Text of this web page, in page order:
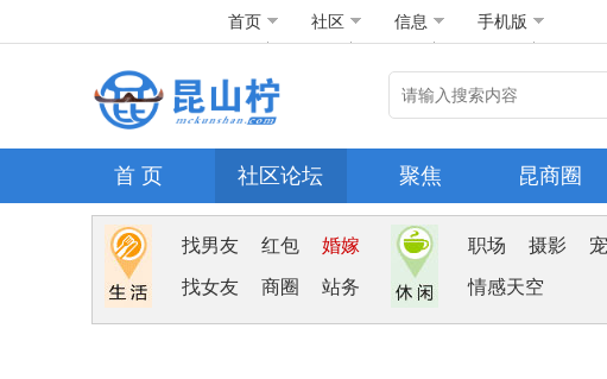
首页 社区 信息 手机版
首 页 社区论坛 聚焦 昆商圈
找男友 红包 婚嫁
找女友 商圈 站务
职场 摄影
情感天空